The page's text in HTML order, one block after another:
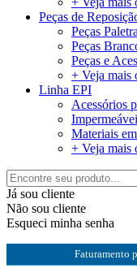
Peças de
Peças
Peças
Peças e
+ Veja mais
Linha EPI
Acessórios
Materiais
+ Veja mais
Já sou cliente
Não sou cliente
Esqueci minha senha
Faturamento